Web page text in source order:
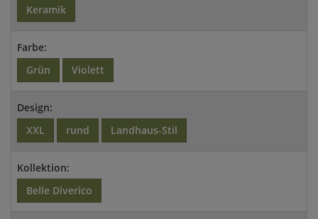
Keramik
Farbe:
Grün
Violett
Design:
XXL
rund Landhaus-Stil
Kollektion:
Belle Diverico